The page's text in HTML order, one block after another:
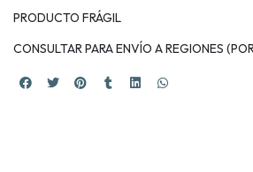
PRODUCTO FRÁGIL
CONSULTAR PARA ENVÍO A REGIONES